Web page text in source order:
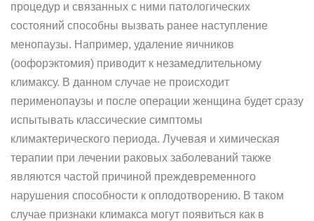
процедур и связанных с ними патологических
состояний способны вызвать ранее наступление
менопаузы. Например, удаление яичников
(оофорэктомия) приводит к незамедлительному
климаксу. В данном случае не происходит
перименопаузы и после операции женщина будет сразу
испытывать классические симптомы
климактерического периода. Лучевая и химическая
терапии при лечении раковых заболеваний также
являются частой причиной преждевременного
нарушения способности к оплодотворению. В таком
случае признаки климакса могут появиться как в